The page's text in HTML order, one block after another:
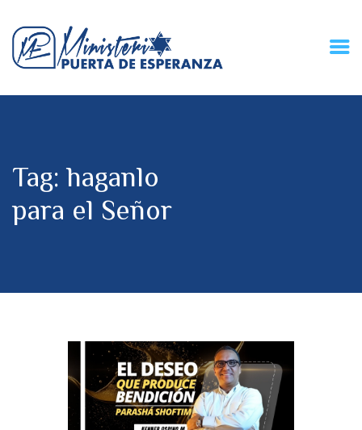
Tag: haganlo
para el Señor
MPE TV
DESCUBRE
DONACIONES